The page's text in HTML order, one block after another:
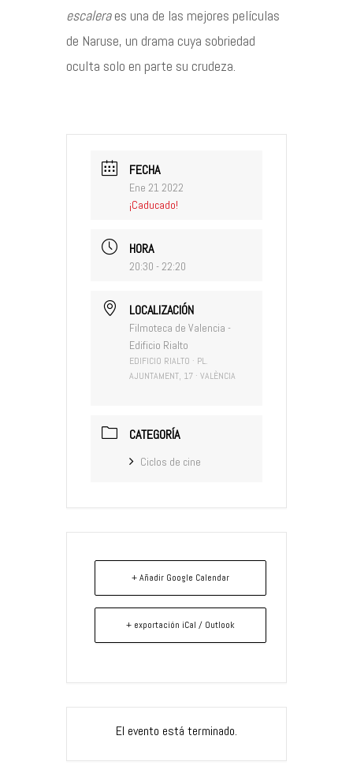
escaleraes una de las mejores películas
de Naruse, un drama cuya sobriedad
oculta solo en parte su crudeza.
FECHA
Ene 21 2022
¡Caducado!
HORA
20:30 - 22:20
LOCALIZACIÓN
Filmoteca de Valencia -
Edificio Rialto
EDIFICIO RIALTO · PL.
AJUNTAMENT, 17 · VALÈNCIA
CATEGORÍA
Ciclos de cine
+ Añadir Google Calendar
+ exportación iCal / Outlook
El evento está terminado.